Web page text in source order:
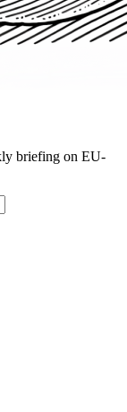
briefing on EU-